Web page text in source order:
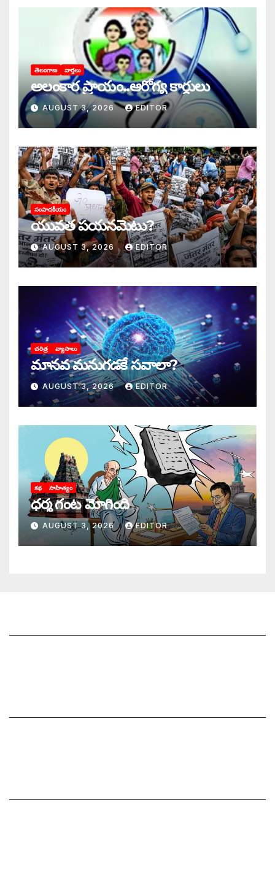
తెలంగాణ వార్తలు
అలంకార ప్రాయం..ఆరోగ్య కార్డులు
AUGUST 3, 2026 EDITOR
సంపాదకీయం
యువత పయనమెటు?
AUGUST 3, 2026 EDITOR
చరిత్ర వ్యాసాలు
మానవ మనుగడకే సవాలా?
AUGUST 3, 2026 EDITOR
కథ సాహిత్యం
ధర్మ గంట మోగింది
AUGUST 3, 2026 EDITOR